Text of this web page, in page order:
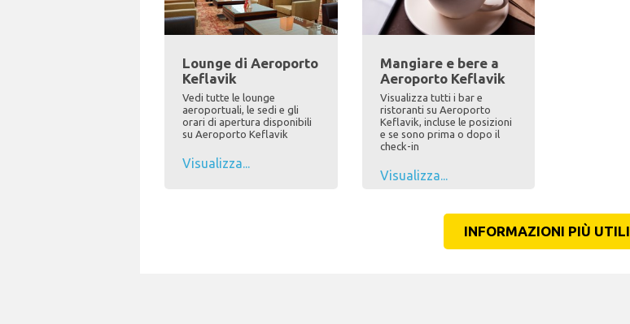
Lounge di Aeroporto
Keflavik
Vedi tutte le lounge
aeroportuali, le sedi e gli
orari di apertura disponibili
su Aeroporto Keflavik
Visualizza...
Mangiare e bere a
Aeroporto Keflavik
Visualizza tutti i bar e
ristoranti su Aeroporto
Keflavik, incluse le posizioni
e se sono prima o dopo il
check-in
Visualizza...
INFORMAZIONI PIÙ UTILI